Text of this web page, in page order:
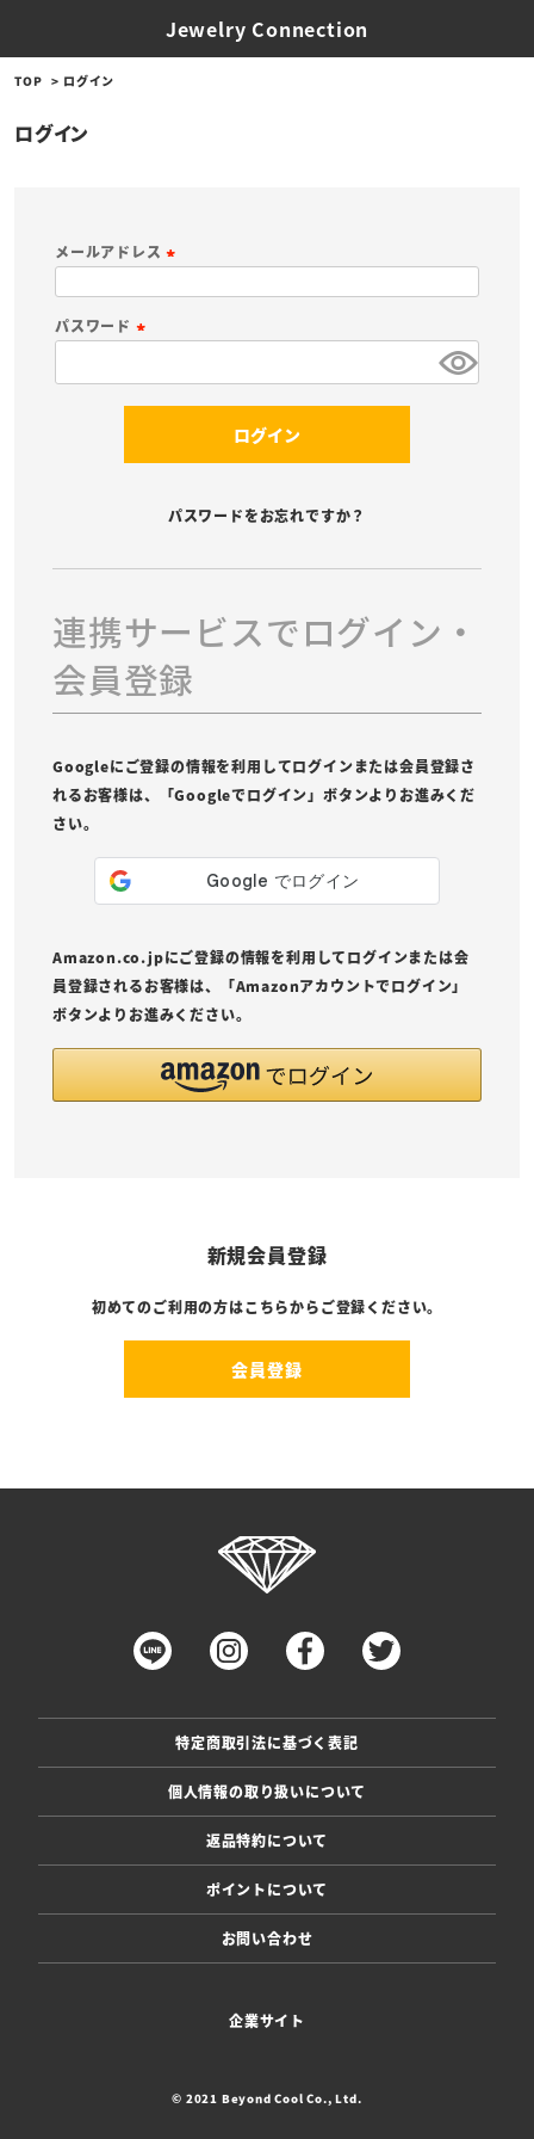
Jewelry Connection
TOP ログイン
ログイン
メールアドレス
須
パスワード
ログイン
パスワードをお忘れですか？
連携サービスでログイン・
会員登録
Googleにご登録の情報を利用してログインまたは会員登録さ
れるお客様は、「Googleでログイン」ボタンよりお進みくだ
さい。
Amazon.co.jpにご登録の情報を利用してログインまたは会
員登録されるお客様は、「Amazonアカウントでログイン」
ボタンよりお進みください。
新規会員登録
初めてのご利用の方はこちらからご登録ください。
会員登録
特定商取引法に基づく表記
個人情報の取り扱いについて
返品特約について
ポイントについて
お問い合わせ
企業サイト
© 2021 Beyond Cool Co., Ltd.